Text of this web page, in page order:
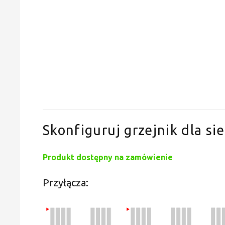
Skonfiguruj grzejnik dla
Produkt dostępny na zamówienie
Przyłącza: